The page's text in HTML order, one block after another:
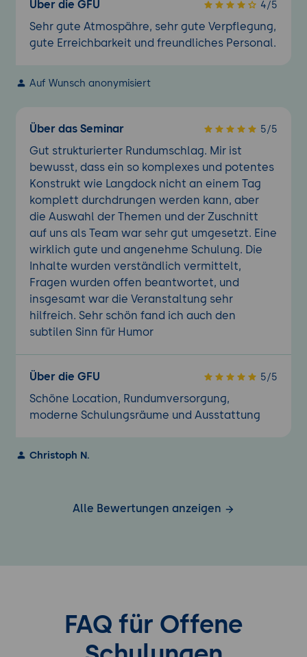
Über die GFU 4/5
Sehr gute Atmospähre, sehr gute Verpflegung,
gute Erreichbarkeit und freundliches Personal.
Auf Wunsch anonymisiert
Über das Seminar 5/5
Gut strukturierter Rundumschlag. Mir ist
bewusst, dass ein so komplexes und potentes
Konstrukt wie Langdock nicht an einem Tag
komplett durchdrungen werden kann, aber
die Auswahl der Themen und der Zuschnitt
auf uns als Team war sehr gut umgesetzt. Eine
wirklich gute und angenehme Schulung. Die
Inhalte wurden verständlich vermittelt,
Fragen wurden offen beantwortet, und
insgesamt war die Veranstaltung sehr
hilfreich. Sehr schön fand ich auch den
subtilen Sinn für Humor
Über die GFU 5/5
Schöne Location, Rundumversorgung,
moderne Schulungsräume und Ausstattung
Christoph N.
Alle Bewertungen anzeigen
FAQ für Offene